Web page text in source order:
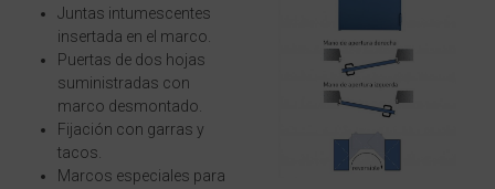
Juntas intumescentes
insertada en el marco.
Puertas de dos hojas
suministradas con
marco desmontado.
Fijación con garras y
tacos.
Marcos especiales para